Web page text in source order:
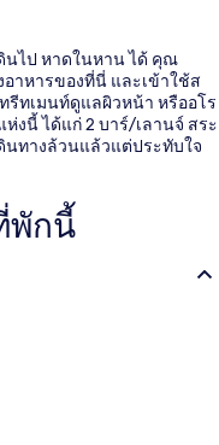
นไป หาดในหาน ได้ คุณ
าหารของที่นี่ และเข้าใช้ส
ทเมนท์ดูแลผิวหน้า หรืออโร
งนี้ ได้แก่ 2 บาร์/เลานจ์ สระ
นทางล้วนแล้วแต่ประทับใจ
พักนี้